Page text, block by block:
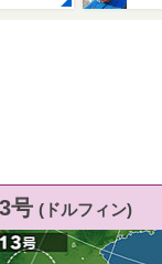
号 (ドルフィン)